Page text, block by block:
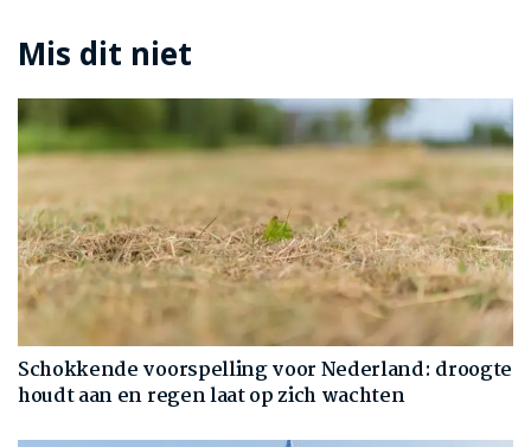
Mis dit niet
Schokkende voorspelling voor Nederland: droogte
houdt aan en regen laat op zich wachten